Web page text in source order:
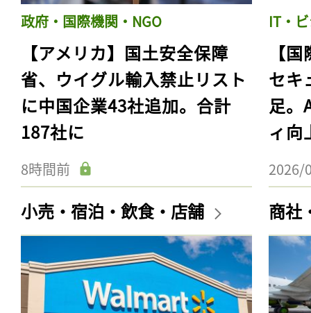
政府・国際機関・NGO
【アメリカ】国土安全保障
省、ウイグル輸入禁止リスト
に中国企業43社追加。合計
187社に
8時間前
IT・
【
セキ
足。
ィ向
2026/
小売・宿泊・飲食・店舗 商社